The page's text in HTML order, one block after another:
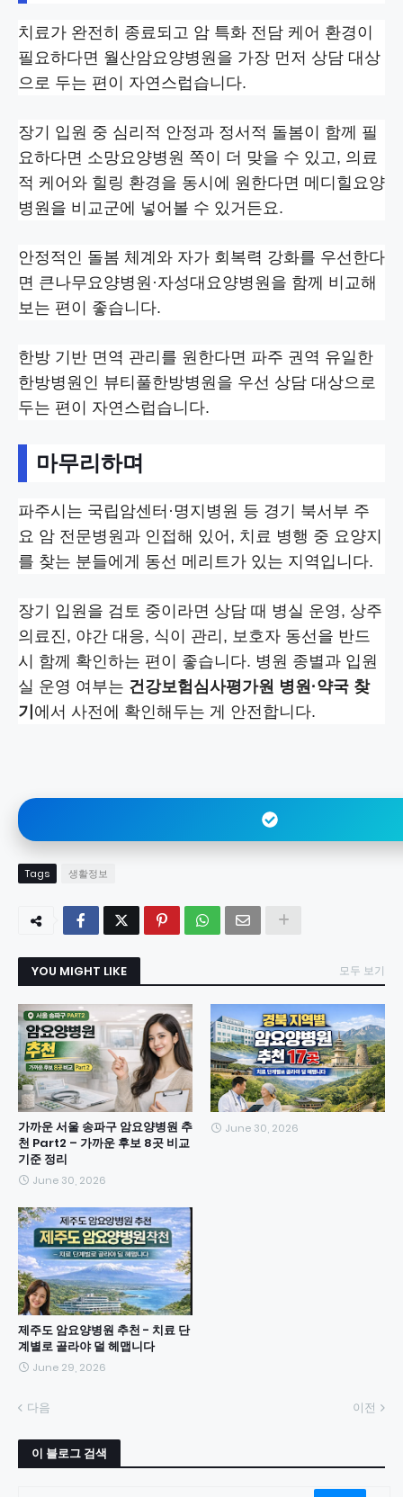
치료가 완전히 종료되고 암 특화 전담 케어 환경이
필요하다면 월산암요양병원을 가장 먼저 상담 대상
으로 두는 편이 자연스럽습니다.
장기 입원 중 심리적 안정과 정서적 돌봄이 함께 필
요하다면 소망요양병원 쪽이 더 맞을 수 있고, 의료
적 케어와 힐링 환경을 동시에 원한다면 메디힐요양
병원을 비교군에 넣어볼 수 있거든요.
안정적인 돌봄 체계와 자가 회복력 강화를 우선한다
면 큰나무요양병원·자성대요양병원을 함께 비교해
보는 편이 좋습니다.
한방 기반 면역 관리를 원한다면 파주 권역 유일한
한방병원인 뷰티풀한방병원을 우선 상담 대상으로
두는 편이 자연스럽습니다.
마무리하며
파주시는 국립암센터·명지병원 등 경기 북서부 주
요 암 전문병원과 인접해 있어, 치료 병행 중 요양지
를 찾는 분들에게 동선 메리트가 있는 지역입니다.
장기 입원을 검토 중이라면 상담 때 병실 운영, 상주
의료진, 야간 대응, 식이 관리, 보호자 동선을 반드
시 함께 확인하는 편이 좋습니다. 병원 종별과 입원
실 운영 여부는 건강보험심사평가원 병원·약국 찾
기 에서 사전에 확인해두는 게 안전합니다.
Tags 생활정보
YOU MIGHT LIKE 모두 보기
가까운 서울 송파구 암요양병원 추
천 Part2 – 가까운 후보 8곳 비교
기준 정리
June 30, 2026
June 30, 2026
제주도 암요양병원 추천 - 치료 단
계별로 골라야 덜 헤맵니다
June 29, 2026
다음 이전
이 블로그 검색